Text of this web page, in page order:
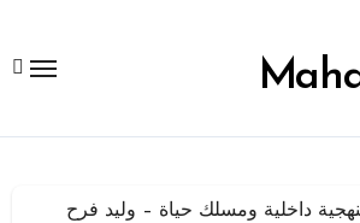
منهجية داخلية ومسلك حياة – وليد فرح